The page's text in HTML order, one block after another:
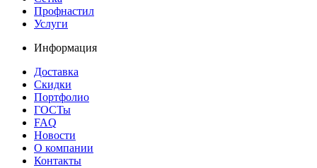
Профнастил
Услуги
Информация
Доставка
Скидки
Портфолио
ГОСТы
FAQ
Новости
О компании
Контакты